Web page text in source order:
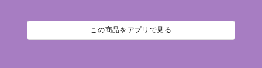
この商品をアプリで見る